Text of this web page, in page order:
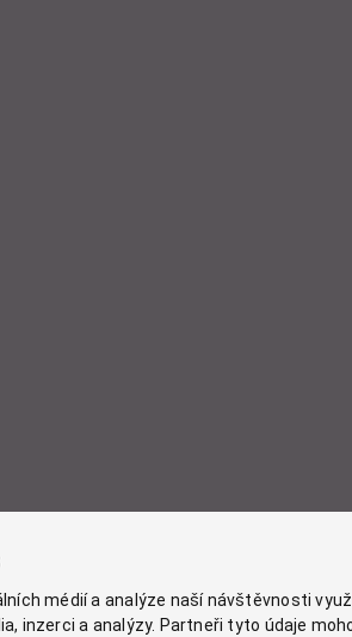
médií a analýze naší návštěvnosti
inzerci a analýzy. Partneři tyto údaje